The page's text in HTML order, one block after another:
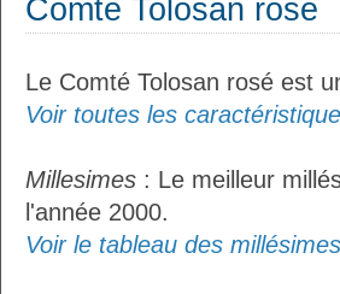
Comté Tolosan rosé
Le Comté Tolosan rosé est
Voir toutes les
Millesimes : Le meilleur
l'année 2000.
Voir le tableau des millésimes